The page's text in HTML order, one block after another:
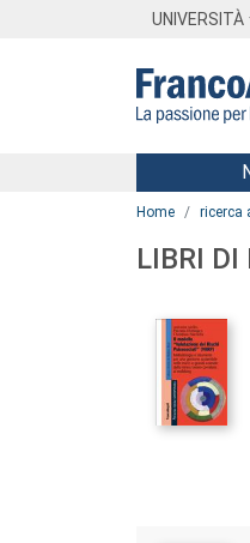
UNIVERSITÀ
Menu
Home ricerca
LIBRI DI